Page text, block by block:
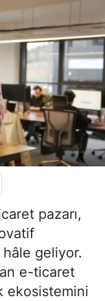
pazarı,
hâle geliyor.
e-ticaret
ekosistemini